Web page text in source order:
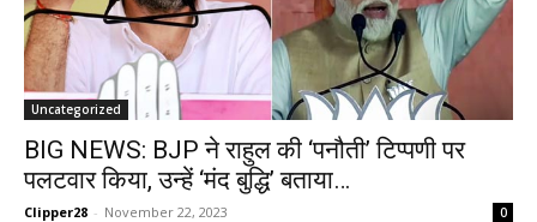
Uncategorized
BIG NEWS: BJP ने राहुल की ‘पनौती’ टिप्पणी पर
पलटवार किया, उन्हें ‘मंद बुद्धि’ बताया…
Clipper28 - November 22, 2023 0